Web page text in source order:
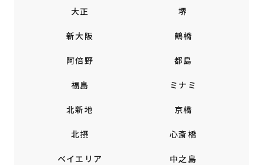
大正 堺
新大阪 鶴橋
阿倍野 都島
福島 ミナミ
北新地 京橋
北摂 心斎橋
ベイエリア 中之島